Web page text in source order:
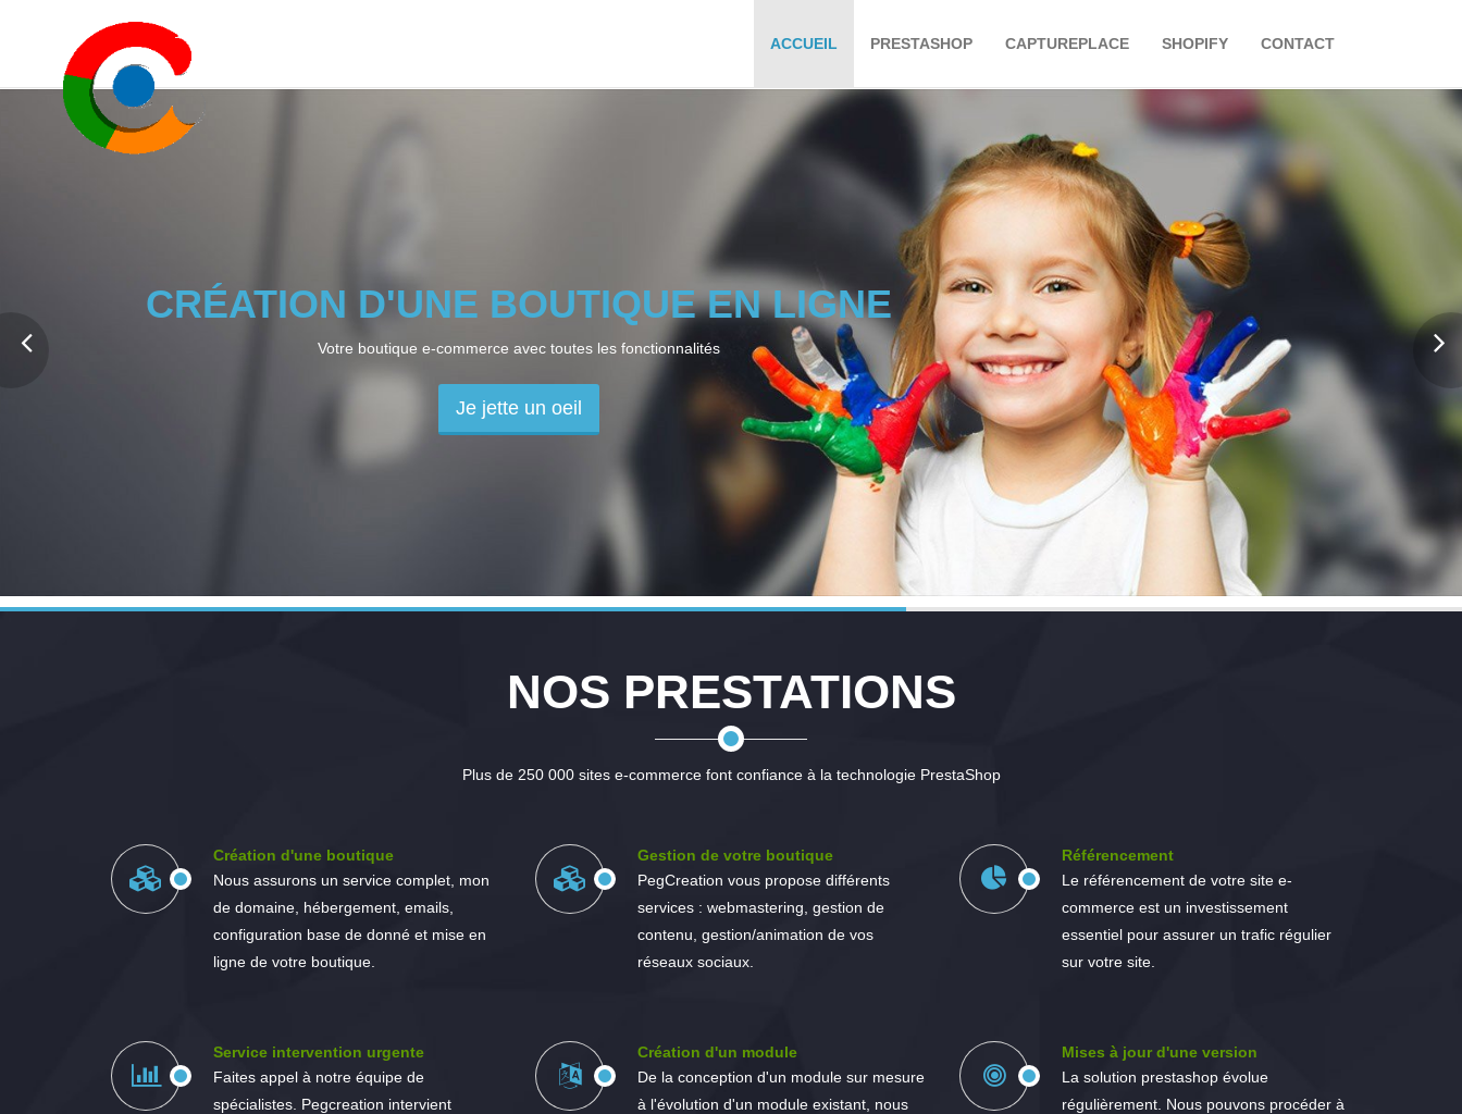
ACCUEIL PRESTASHOP CAPTUREPLACE SHOPIFY CONTACT
CRÉATION D'UNE BOUTIQUE EN LIGNE
Votre boutique e-commerce avec toutes les fonctionnalités
Je jette un oeil
NOS PRESTATIONS
Plus de 250 000 sites e-commerce font confiance à la technologie PrestaShop
Création d'une boutique
Nous assurons un service complet, mon
de domaine, hébergement, emails,
configuration base de donné et mise en
ligne de votre boutique.
Gestion de votre boutique
PegCreation vous propose différents
services : webmastering, gestion de
contenu, gestion/animation de vos
réseaux sociaux.
Référencement
Le référencement de votre site e-
commerce est un investissement
essentiel pour assurer un trafic régulier
sur votre site.
Service intervention urgente
Faites appel à notre équipe de
spécialistes. Pegcreation intervient
Création d'un module
De la conception d'un module sur mesure
à l'évolution d'un module existant, nous
Mises à jour d'une version
La solution prestashop évolue
régulièrement. Nous pouvons procéder à